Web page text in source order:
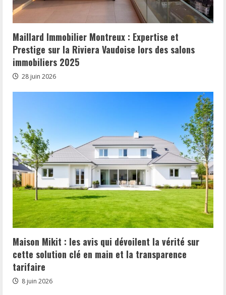
Maillard Immobilier Montreux : Expertise et
Prestige sur la Riviera Vaudoise lors des salons
immobiliers 2025
28 juin 2026
Maison Mikit : les avis qui dévoilent la vérité sur
cette solution clé en main et la transparence
tarifaire
8 juin 2026